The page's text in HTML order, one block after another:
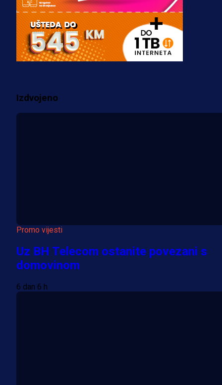
A Selekcija
Zmajevi dobili veliko pojačanje:
Fudbaler Olympiacosa želi obući
dres BiH!
Više vijesti
Izdvojeno
Promo vijesti
Uz BH Telecom ostanite povezani s
domovinom
6 dan 6 h